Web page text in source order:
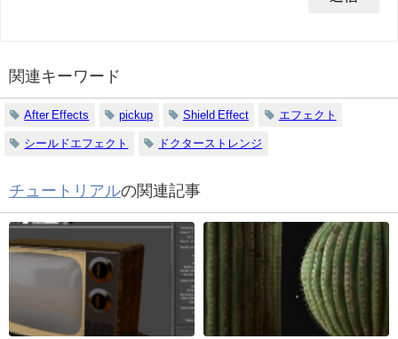
関連キーワード
After Effects pickup Shield Effect エフェクト
シールドエフェクト ドクターストレンジ
チュートリアルの関連記事